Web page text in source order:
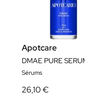
Apotcare
DMAE PURE
Sérums
26,10 €